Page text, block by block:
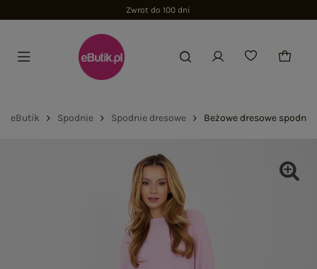
Zwrot do 100 dni
eButik Spodnie Spodnie dresowe Beżowe dresowe